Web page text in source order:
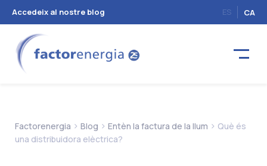
Accedeix al nostre blog ES CA
Factorenergia > Blog > Entèn la factura de la llum > Què és
una distribuidora elèctrica?